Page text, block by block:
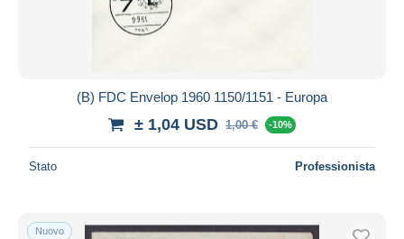
(B) FDC Envelop 1960 1150/1151 - Europa
± 1,04 USD 1,00 € -10%
Stato Professionista
Nuovo